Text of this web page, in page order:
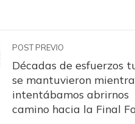
POST PREVIO
Décadas de esfuerzos
se mantuvieron
intentábamos abrirnos
camino hacia la Final